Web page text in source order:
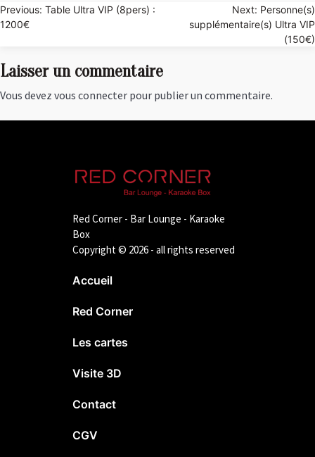
Navigation
de
l’article
Previous: Table Ultra VIP (8pers) :
1200€
Next: Personne(s)
supplémentaire(s) Ultra VIP
(150€)
Laisser un commentaire
Vous devez vous connecter pour publier un commentaire.
Red Corner - Bar Lounge - Karaoke
Box
Copyright © 2026 - all rights reserved
Accueil
Red Corner
Les cartes
Visite 3D
Contact
CGV